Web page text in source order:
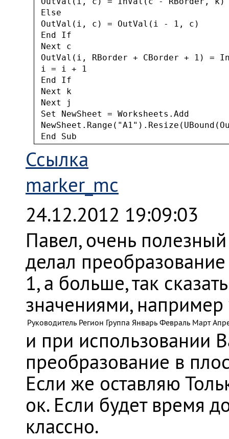
Else
OutVal(i, c) = OutVal(i - 1, c)
End If
Next c
OutVal(i, RBorder + CBorder + 1) =
i = i + 1
End If
Next k
Next j
Set NewSheet = Worksheets.Add
Ссылка
marker_mc
24.12.2012 19:09:03
Павел, очень
делал
1, а больше, так
значениями,
Руководитель Регион Группа Январь Февраль Март
и при использовании
преобразование в
Если же оставляю
ок. Если будет время
классно.